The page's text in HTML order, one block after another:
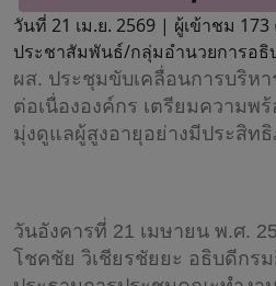
วันที่ 21 เม.ย. 2569 | ผู้เข้าชม
ประชาสัมพันธ์/กลุ่มอำนวยการอธิ
ผส. ประชุมขับเคลื่อนการบริห
ต่อเนื่ององค์กร เตรียมความพ
มุ่งดูแลผู้สูงอายุอย่างมีประสิท
วันอังคารที่ 21 เมษายน พ.ศ.
โชคชัย วิเชียรชัยยะ อธิบดีกร